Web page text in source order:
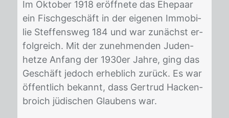
Im Ok­to­ber 1918 er­öff­ne­te das Ehe­paar
ein Fisch­ge­schäft in der ei­ge­nen Im­mo­bi­
lie Stef­fens­weg 184 und war zu­nächst er­
folg­reich. Mit der zu­neh­men­den Ju­den­
het­ze An­fang der 1930er Jah­re, ging das
Ge­schäft je­doch er­heb­lich zu­rück. Es war
öf­fent­lich be­kannt, dass Ger­trud Ha­cken­
broich jü­di­schen Glau­bens war.